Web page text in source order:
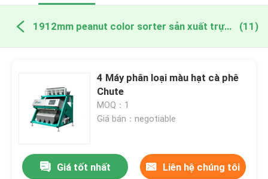
1912mm peanut color sorter sản xuất trực tuyến (11)
4 Máy phân loại màu hạt cà phê
Chute
MOQ：1
Giá bán：negotiable
Giá tốt nhất Liên hệ chúng tôi